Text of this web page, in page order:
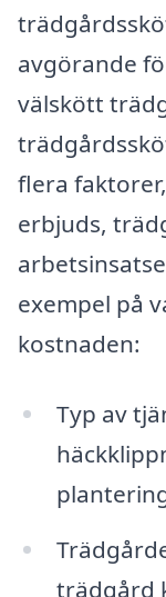
avgörande
välskött
flera
erbjuds,
exempel på
kostnaden:
Typ av
trädgård